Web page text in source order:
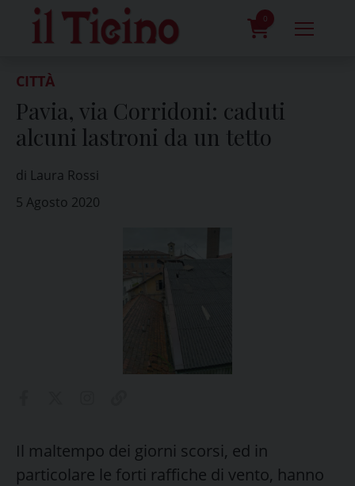
content
0
CITTÀ
Pavia, via Corridoni: caduti
alcuni lastroni da un tetto
di Laura Rossi
5 Agosto 2020
Il maltempo dei giorni scorsi, ed in
particolare le forti raffiche di vento, hanno